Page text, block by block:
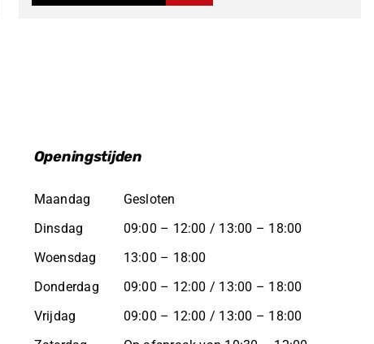
Openingstijden
Maandag
Gesloten
Dinsdag
09:00 – 12:00 / 13:00 – 18:00
Woensdag
13:00 – 18:00
Donderdag
09:00 – 12:00 / 13:00 – 18:00
Vrijdag
09:00 – 12:00 / 13:00 – 18:00